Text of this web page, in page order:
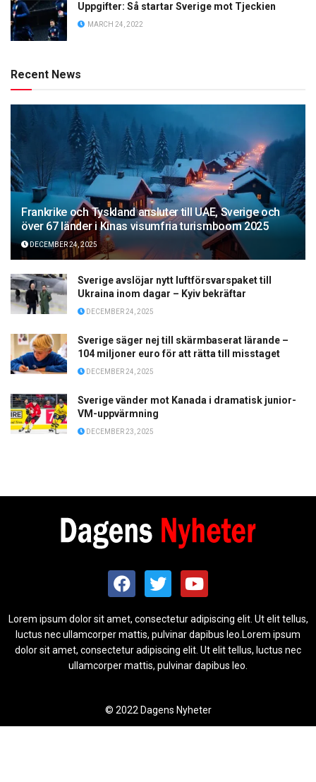
Uppgifter: Så startar Sverige mot Tjeckien
MARCH 24, 2022
Recent News
Frankrike och Tyskland ansluter till UAE, Sverige och
över 67 länder i Kinas visumfria turismboom 2025
DECEMBER 24, 2025
Sverige avslöjar nytt luftförsvarspaket till
Ukraina inom dagar – Kyiv bekräftar
DECEMBER 24, 2025
Sverige säger nej till skärmbaserat lärande –
104 miljoner euro för att rätta till misstaget
DECEMBER 24, 2025
Sverige vänder mot Kanada i dramatisk junior-
VM-uppvärmning
DECEMBER 23, 2025
Lorem ipsum dolor sit amet, consectetur adipiscing elit. Ut elit tellus,
luctus nec ullamcorper mattis, pulvinar dapibus leo.Lorem ipsum
dolor sit amet, consectetur adipiscing elit. Ut elit tellus, luctus nec
ullamcorper mattis, pulvinar dapibus leo.
© 2022 Dagens Nyheter